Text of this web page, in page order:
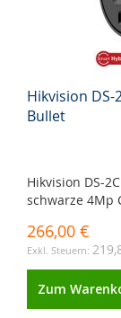
Hikvision DS-
Bullet
Hikvision DS-
schwarze 4Mp
266,00 €
Zum